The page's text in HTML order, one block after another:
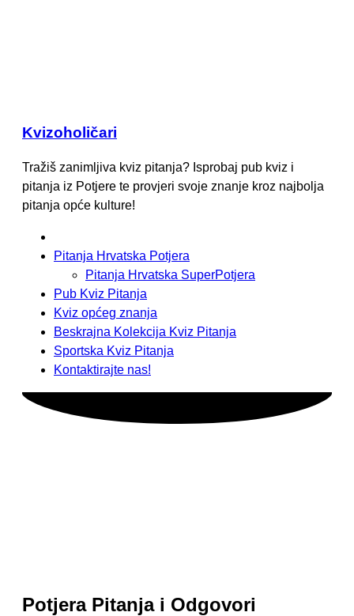
Kvizoholičari
Tražiš zanimljiva kviz pitanja? Isprobaj pub kviz i
pitanja iz Potjere te provjeri svoje znanje kroz najbolja
pitanja opće kulture!
Pitanja Hrvatska Potjera
Pitanja Hrvatska SuperPotjera
Pub Kviz Pitanja
Kviz općeg znanja
Beskrajna Kolekcija Kviz Pitanja
Sportska Kviz Pitanja
Kontaktirajte nas!
Potjera Pitanja i Odgovori